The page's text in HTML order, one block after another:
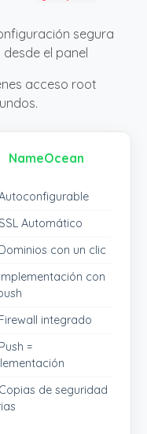
segura
el panel
acceso root
NameOcean
SSL Automático
Dominios con un clic
implementación con
Firewall integrado
Push =
Copias de seguridad